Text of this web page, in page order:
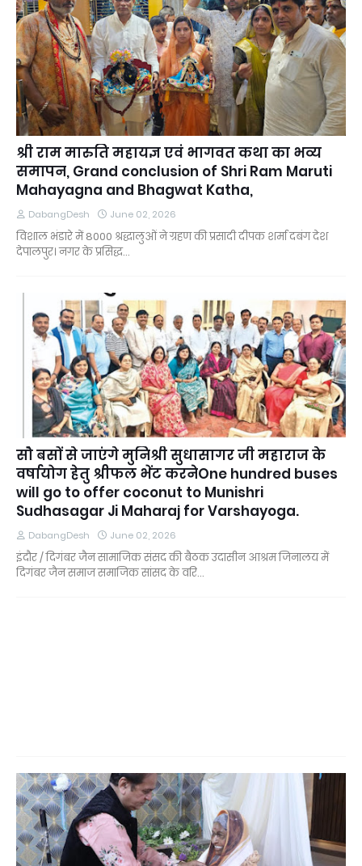
श्री राम मारुति महायज्ञ एवं भागवत कथा का भव्य
समापन, Grand conclusion of Shri Ram Maruti
Mahayagna and Bhagwat Katha,
DabangDesh June 02, 2026
विशाल भंडारे में 8000 श्रद्धालुओं ने ग्रहण की प्रसादी दीपक शर्मा दबंग देश
देपालपुर। नगर के प्रसिद्ध…
सौ बसों से जाएंगे मुनिश्री सुधासागर जी महाराज के
वर्षायोग हेतु श्रीफल भेंट करनेOne hundred buses
will go to offer coconut to Munishri
Sudhasagar Ji Maharaj for Varshayoga.
DabangDesh June 02, 2026
इंदौर / दिगंबर जैन सामाजिक संसद की बैठक उदासीन आश्रम जिनालय में
दिगंबर जैन समाज समाजिक सांसद के वरि…